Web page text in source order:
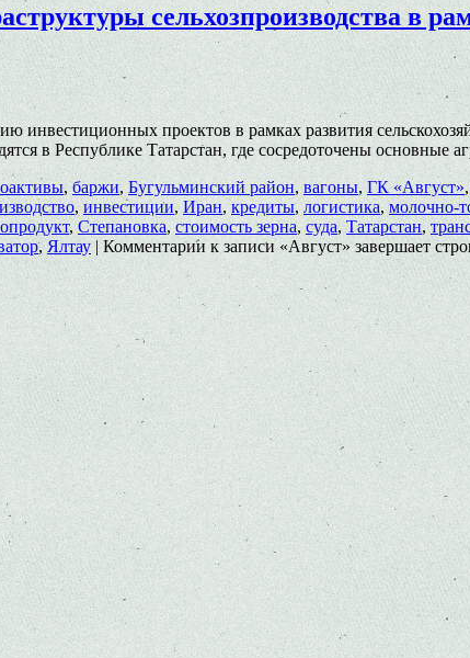
сельхозпроизводства в
инвестиционных проектов в рамках развития
в Республике Татарстан, где сосредоточены основные
, баржи, Бугульминский район, вагоны, ГК «Август»
,инвестиции, Иран,кредиты,логистика, молочно-
, Степановка, стоимость зерна, суда,Татарстан,
, Ялтау | Комментариик записи «Август» завершает